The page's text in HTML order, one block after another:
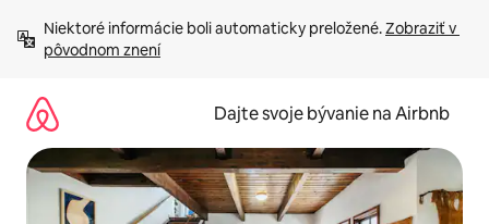
obsah.
Niektoré informácie boli automaticky preložené. Zobraziť v
pôvodnom znení
Dajte svoje bývanie na Airbnb